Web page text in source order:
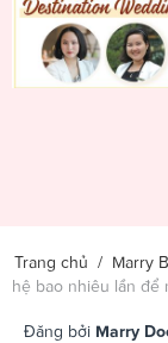
Trang chủ / Marry
hệ bao nhiêu lần để
Đăng bởi Marry